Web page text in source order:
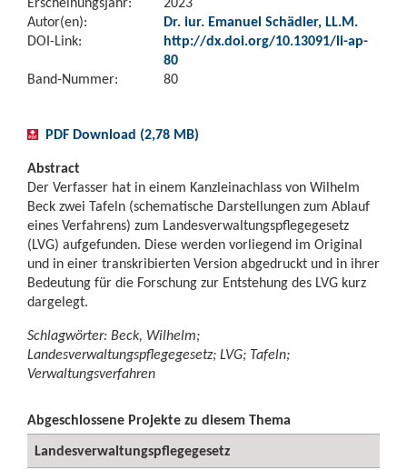
Autor(en):
Dr. iur. Emanuel Schädler, LL.M.
DOI-Link:
http://dx.doi.org/10.13091/li-ap-
80
Band-Nummer:
80
PDF Download (2,78 MB)
Abstract
Der Verfasser hat in einem Kanzleinachlass von Wilhelm
Beck zwei Tafeln (schematische Darstellungen zum Ablauf
eines Verfahrens) zum Landesverwaltungspflegegesetz
(LVG) aufgefunden. Diese werden vorliegend im Original
und in einer transkribierten Version abgedruckt und in ihrer
Bedeutung für die Forschung zur Entstehung des LVG kurz
dargelegt.
Schlagwörter: Beck, Wilhelm;
Landesverwaltungspflegegesetz; LVG; Tafeln;
Verwaltungsverfahren
Abgeschlossene Projekte zu diesem Thema
Landesverwaltungspflegegesetz